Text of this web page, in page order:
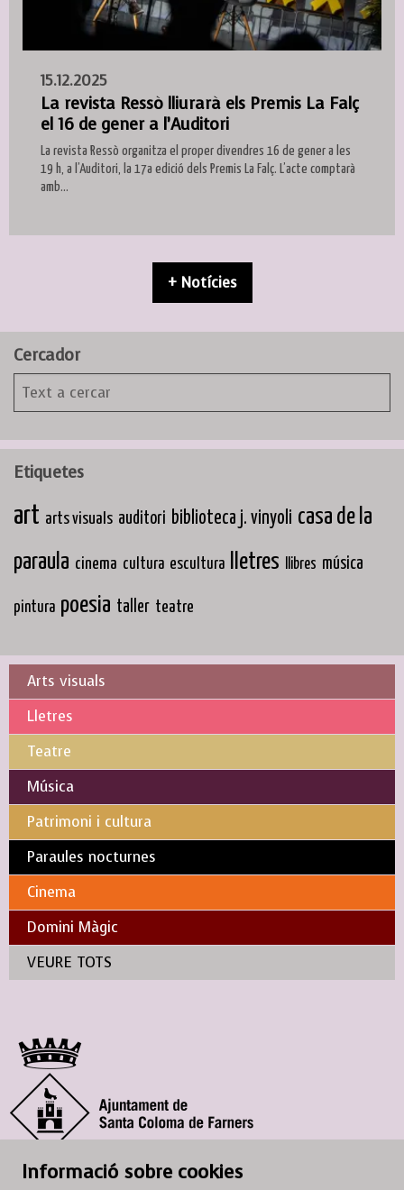
15.12.2025
La revista Ressò lliurarà els Premis La Falç
el 16 de gener a l’Auditori
La revista Ressò organitza el proper divendres 16 de gener a les
19 h, a l’Auditori, la 17a edició dels Premis La Falç. L’acte comptarà
amb...
+ Notícies
Cercador
Etiquetes
art arts visuals auditori biblioteca j. vinyoli casa de la
paraula cinema cultura escultura lletres llibres música
pintura poesia taller teatre
Arts visuals
Lletres
Teatre
Música
Patrimoni i cultura
Paraules nocturnes
Cinema
Domini Màgic
VEURE TOTS
© Ajuntament de Santa Coloma de Farners
Informació sobre cookies